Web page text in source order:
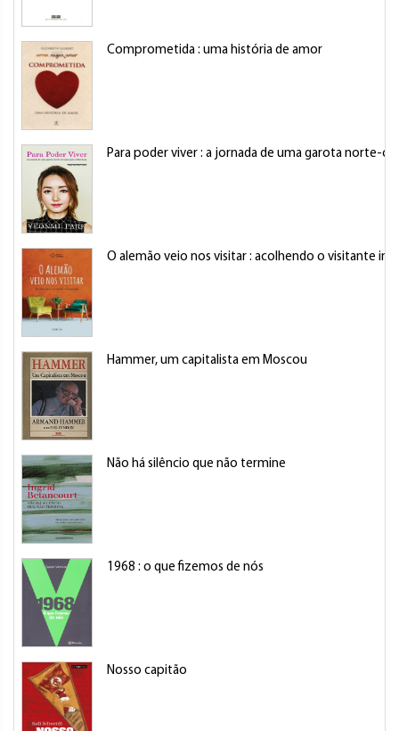
Comprometida : uma história de amor
Para poder viver : a jornada de uma garota norte-
O alemão veio nos visitar : acolhendo o visitante
Hammer, um capitalista em Moscou
Não há silêncio que não termine
1968 : o que fizemos de nós
Nosso capitão